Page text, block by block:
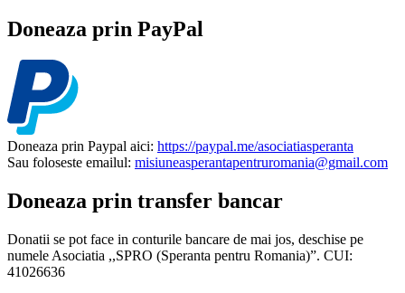
Doneaza prin PayPal
Doneaza prin Paypal aici: https://paypal.me/asociatiasperanta
Sau foloseste emailul: misiuneasperantapentruromania@gmail.com
Doneaza prin transfer bancar
Donatii se pot face in conturile bancare de mai jos, deschise pe
numele Asociatia ,,SPRO (Speranta pentru Romania)”. CUI:
41026636